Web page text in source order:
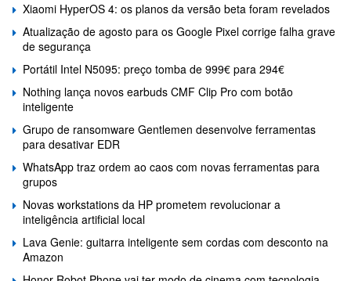
Xiaomi HyperOS 4: os planos da versão beta foram revelados
Atualização de agosto para os Google Pixel corrige falha grave
de segurança
Portátil Intel N5095: preço tomba de 999€ para 294€
Nothing lança novos earbuds CMF Clip Pro com botão
inteligente
Grupo de ransomware Gentlemen desenvolve ferramentas
para desativar EDR
WhatsApp traz ordem ao caos com novas ferramentas para
grupos
Novas workstations da HP prometem revolucionar a
inteligência artificial local
Lava Genie: guitarra inteligente sem cordas com desconto na
Amazon